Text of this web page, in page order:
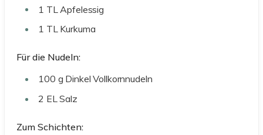
1 TL Apfelessig
1 TL Kurkuma
Für die Nudeln:
100 g Dinkel Vollkornnudeln
2 EL Salz
Zum Schichten: